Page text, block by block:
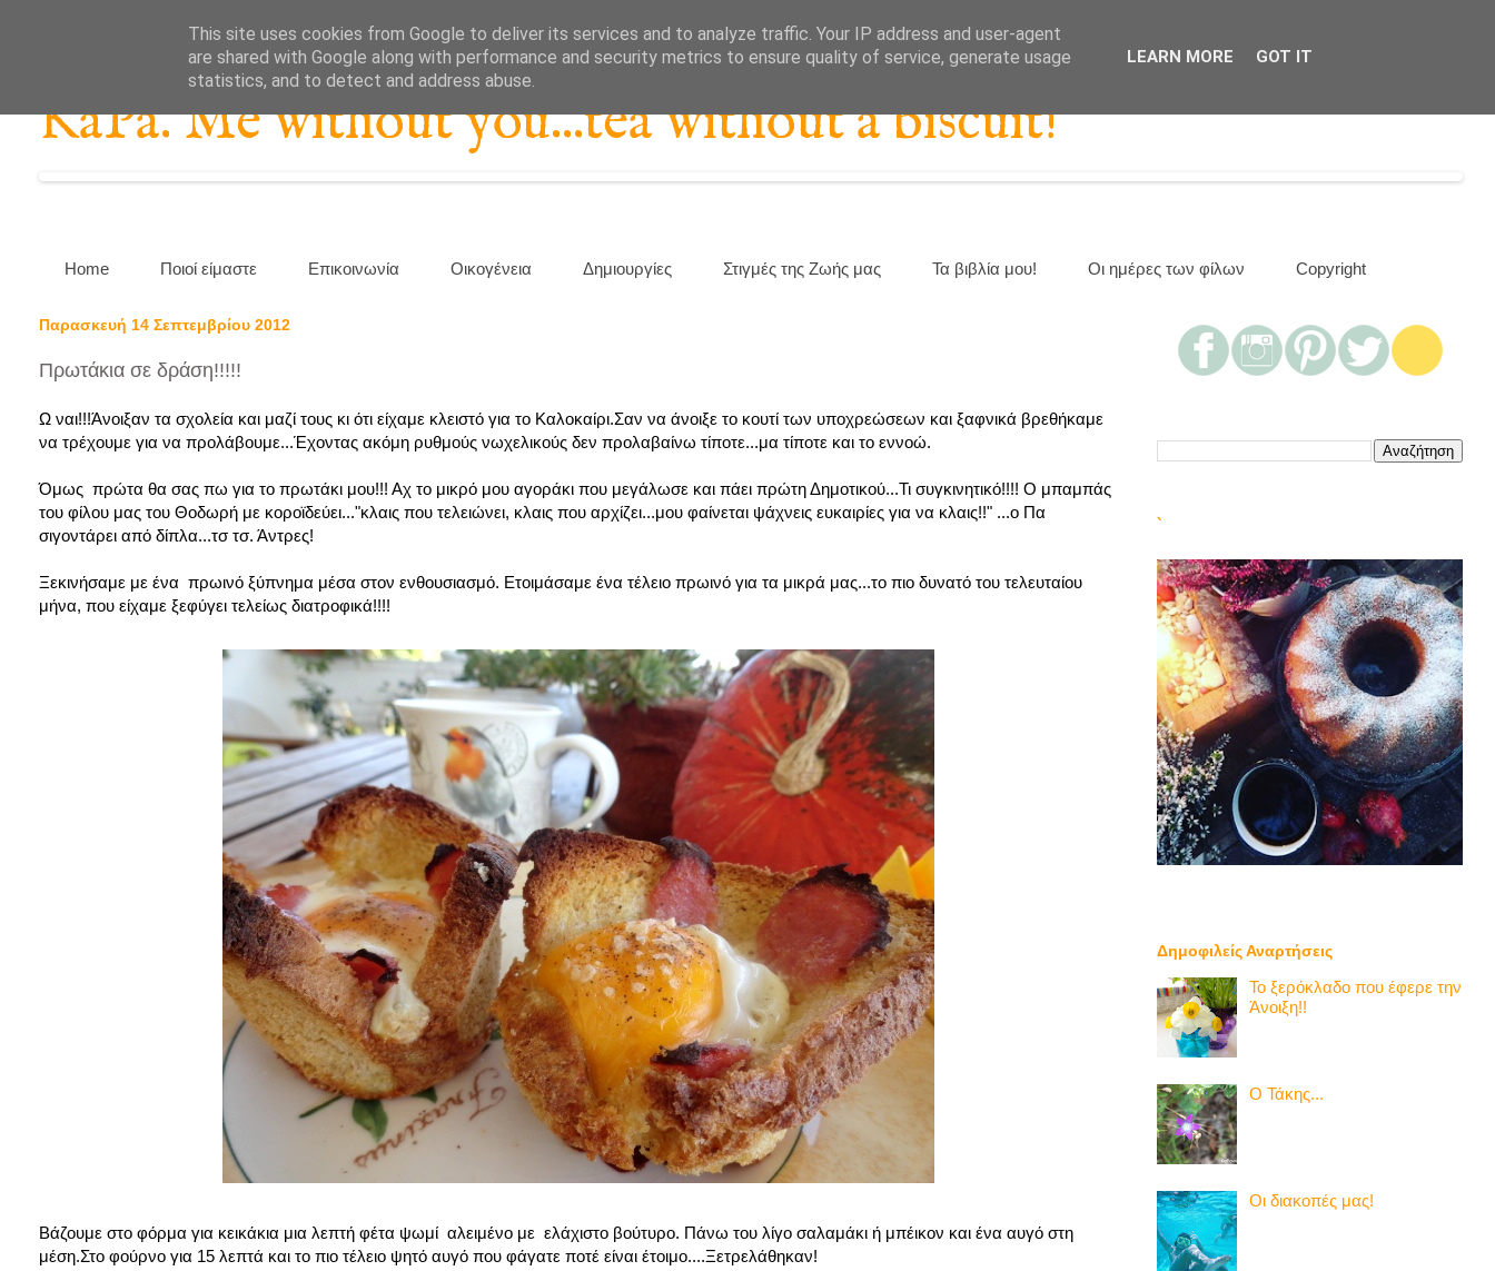
KaPa. Me without you...tea without a biscuit!
Home Ποιοί είμαστε Επικοινωνία Οικογένεια Δημιουργίες Στιγμές της Ζωής μας Τα βιβλία μου! Οι ημέρες των φίλων Copyright
Παρασκευή 14 Σεπτεμβρίου 2012
Πρωτάκια σε δράση!!!!!
Ω ναι!!!Άνοιξαν τα σχολεία και μαζί τους κι ότι είχαμε κλειστό για το Καλοκαίρι.Σαν να άνοιξε το κουτί των υποχρεώσεων και ξαφνικά βρεθήκαμε
να τρέχουμε για να προλάβουμε...Έχοντας ακόμη ρυθμούς νωχελικούς δεν προλαβαίνω τίποτε...μα τίποτε και το εννοώ.
Όμως πρώτα θα σας πω για το πρωτάκι μου!!! Αχ το μικρό μου αγοράκι που μεγάλωσε και πάει πρώτη Δημοτικού...Τι συγκινητικό!!!! Ο μπαμπάς
του φίλου μας του Θοδωρή με κοροϊδεύει..."κλαις που τελειώνει, κλαις που αρχίζει...μου φαίνεται ψάχνεις ευκαιρίες για να κλαις!!" ...ο Πα
σιγοντάρει από δίπλα...τσ τσ. Άντρες!
Ξεκινήσαμε με ένα πρωινό ξύπνημα μέσα στον ενθουσιασμό. Ετοιμάσαμε ένα τέλειο πρωινό για τα μικρά μας...το πιο δυνατό του τελευταίου
μήνα, που είχαμε ξεφύγει τελείως διατροφικά!!!!
Βάζουμε στο φόρμα για κεικάκια μια λεπτή φέτα ψωμί αλειμένο με ελάχιστο βούτυρο. Πάνω του λίγο σαλαμάκι ή μπέικον και ένα αυγό στη
μέση.Στο φούρνο για 15 λεπτά και το πιο τέλειο ψητό αυγό που φάγατε ποτέ είναι έτοιμο....Ξετρελάθηκαν!
`
Δημοφιλείς Αναρτήσεις
Το ξερόκλαδο που έφερε την
Άνοιξη!!
Ο Τάκης...
Οι διακοπές μας!
This site uses cookies from Google to deliver its services and to analyze traffic. Your IP address and user-agent
are shared with Google along with performance and security metrics to ensure quality of service, generate usage
statistics, and to detect and address abuse.
LEARN MORE GOT IT